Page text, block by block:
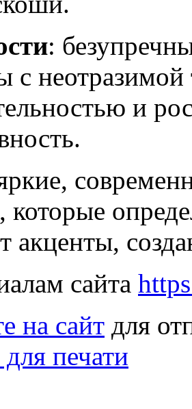
:
с неотразимой
и
которые
акценты,
сайта
на сайт для
печати